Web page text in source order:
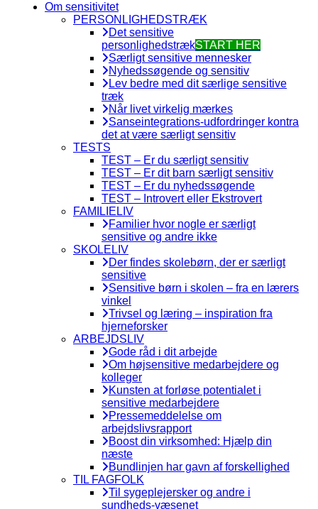
Om sensitivitet
PERSONLIGHEDSTRÆK
Det sensitive
personlighedstrækSTART HER
Særligt sensitive mennesker
Nyhedssøgende og sensitiv
Lev bedre med dit særlige sensitive
træk
Når livet virkelig mærkes
Sanseintegrations-udfordringer kontra
det at være særligt sensitiv
TESTS
TEST – Er du særligt sensitiv
TEST – Er dit barn særligt sensitiv
TEST – Er du nyhedssøgende
TEST – Introvert eller Ekstrovert
FAMILIELIV
Familier hvor nogle er særligt
sensitive og andre ikke
SKOLELIV
Der findes skolebørn, der er særligt
sensitive
Sensitive børn i skolen – fra en lærers
vinkel
Trivsel og læring – inspiration fra
hjerneforsker
ARBEJDSLIV
Gode råd i dit arbejde
Om højsensitive medarbejdere og
kolleger
Kunsten at forløse potentialet i
sensitive medarbejdere
Pressemeddelelse om
arbejdslivsrapport
Boost din virksomhed: Hjælp din
næste
Bundlinjen har gavn af forskellighed
TIL FAGFOLK
Til sygeplejersker og andre i
sundheds-væsenet